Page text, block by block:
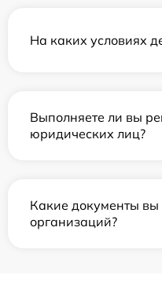
На каких условиях
Выполняете ли вы
юридических лиц?
Какие документы вы
организаций?